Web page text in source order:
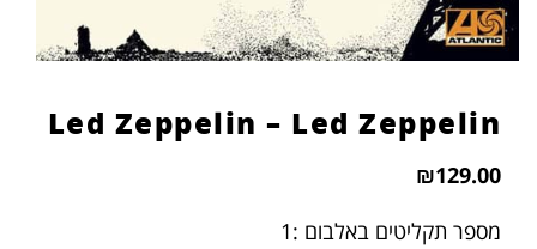
Led Zeppelin – Led Zeppelin
₪129.00
מספר תקליטים באלבום :1